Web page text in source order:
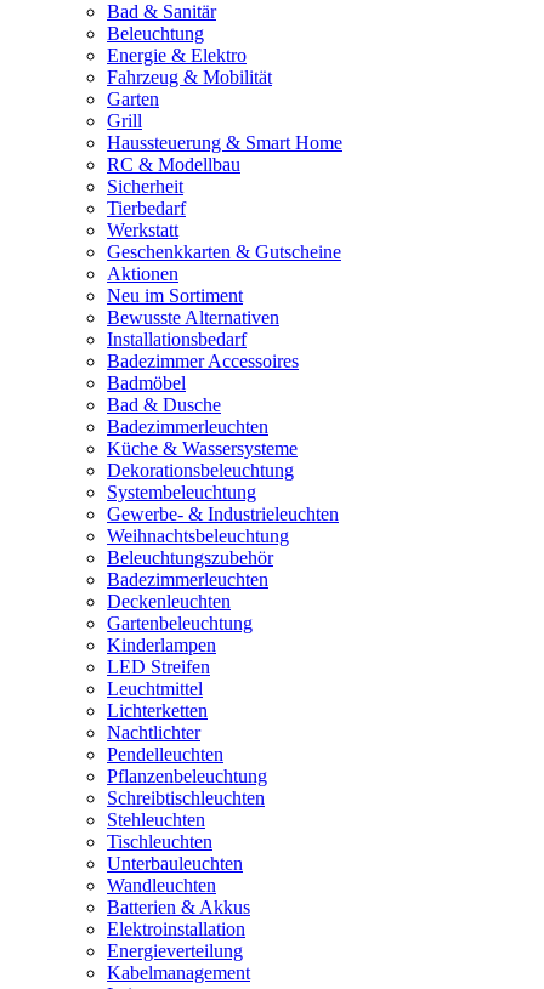
Bad & Sanitär
Beleuchtung
Energie & Elektro
Fahrzeug & Mobilität
Garten
Grill
Haussteuerung & Smart Home
RC & Modellbau
Sicherheit
Tierbedarf
Werkstatt
Geschenkkarten & Gutscheine
Aktionen
Neu im Sortiment
Bewusste Alternativen
Installationsbedarf
Badezimmer Accessoires
Badmöbel
Bad & Dusche
Badezimmerleuchten
Küche & Wassersysteme
Dekorationsbeleuchtung
Systembeleuchtung
Gewerbe- & Industrieleuchten
Weihnachtsbeleuchtung
Beleuchtungszubehör
Badezimmerleuchten
Deckenleuchten
Gartenbeleuchtung
Kinderlampen
LED Streifen
Leuchtmittel
Lichterketten
Nachtlichter
Pendelleuchten
Pflanzenbeleuchtung
Schreibtischleuchten
Stehleuchten
Tischleuchten
Unterbauleuchten
Wandleuchten
Batterien & Akkus
Elektroinstallation
Energieverteilung
Kabelmanagement